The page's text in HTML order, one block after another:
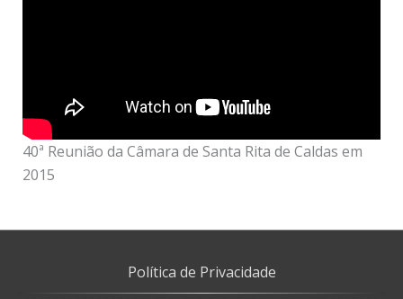
40ª Reunião da Câmara de Santa Rita de Caldas em
2015
Política de Privacidade